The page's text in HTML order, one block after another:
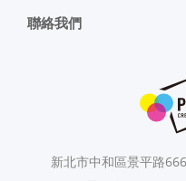
聯絡我們
新北市中和區景平路